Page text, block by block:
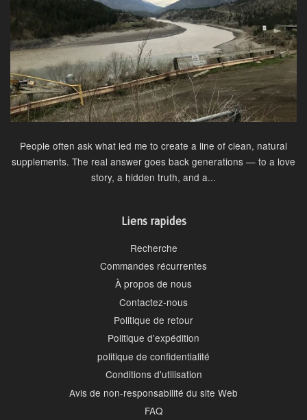
People often ask what led me to create a line of clean, natural
supplements. The real answer goes back generations — to a love
story, a hidden truth, and a...
Liens rapides
Recherche
Commandes récurrentes
À propos de nous
Contactez-nous
Politique de retour
Politique d'expédition
politique de confidentialité
Conditions d'utilisation
Avis de non-responsabilité du site Web
FAQ